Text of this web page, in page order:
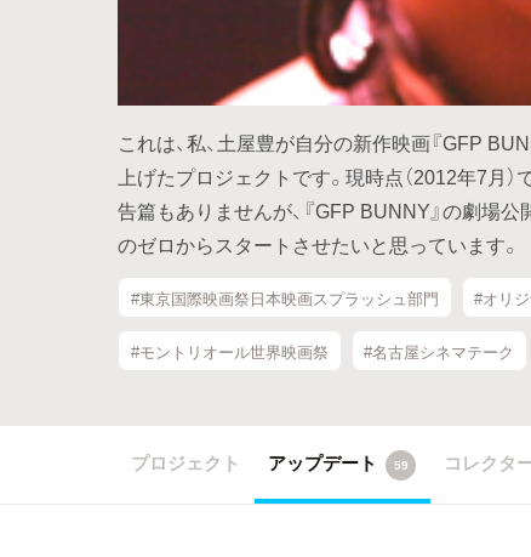
これは、私、土屋豊が自分の新作映画『GFP
上げたプロジェクトです。現時点（2012年7月
告篇もありませんが、『GFP BUNNY』の劇場
のゼロからスタートさせたいと思っています。
#東京国際映画祭日本映画スプラッシュ部門 #オリ
#モントリオール世界映画祭 #名古屋シネマテーク
プロジェクト アップデート 59 コレクタ